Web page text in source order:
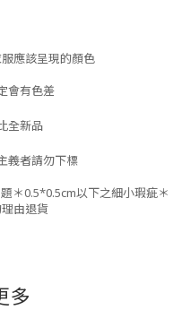
應該呈現的顏色
會有色差
全新品
義者請勿下標
＊0.5*0.5cm以下之細小瑕疵＊
由退貨
多